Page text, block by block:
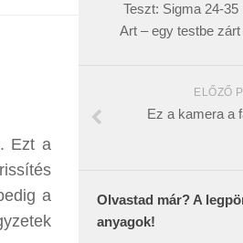
Ezt a
a
Teszt: Sigma 24-
Art – egy testbe
ELŐZŐ
Ez a kamera a
Olvastad már? A
anyagok!